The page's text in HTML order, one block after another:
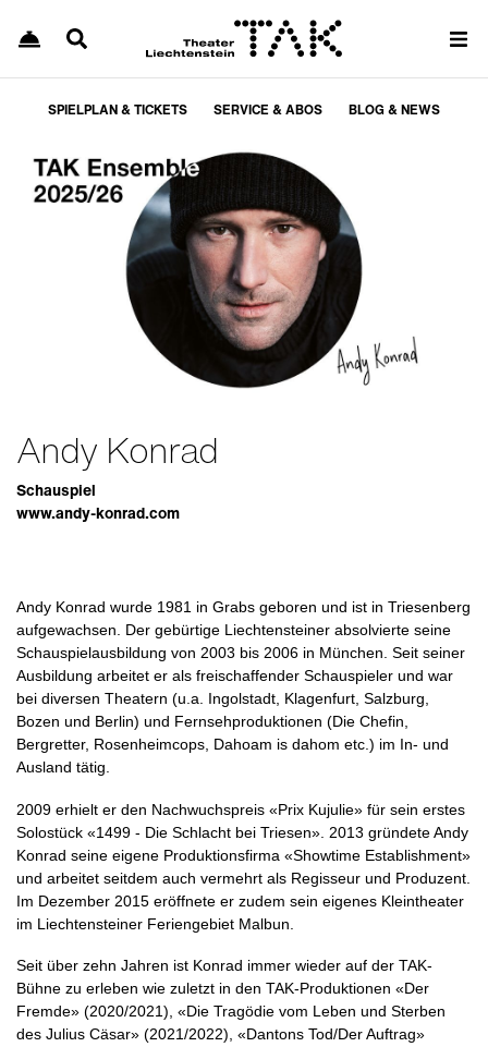
SPIELPLAN & TICKETS SERVICE & ABOS BLOG & NEWS
Andy Konrad
Schauspiel
www.andy-konrad.com
Andy Konrad wurde 1981 in Grabs geboren und ist in Triesenberg
aufgewachsen. Der gebürtige Liechtensteiner absolvierte seine
Schauspielausbildung von 2003 bis 2006 in München. Seit seiner
Ausbildung arbeitet er als freischaffender Schauspieler und war
bei diversen Theatern (u.a. Ingolstadt, Klagenfurt, Salzburg,
Bozen und Berlin) und Fernsehproduktionen (Die Chefin,
Bergretter, Rosenheimcops, Dahoam is dahom etc.) im In- und
Ausland tätig.
2009 erhielt er den Nachwuchspreis «Prix Kujulie» für sein erstes
Solostück «1499 - Die Schlacht bei Triesen». 2013 gründete Andy
Konrad seine eigene Produktionsfirma «Showtime Establishment»
und arbeitet seitdem auch vermehrt als Regisseur und Produzent.
Im Dezember 2015 eröffnete er zudem sein eigenes Kleintheater
im Liechtensteiner Feriengebiet Malbun.
Seit über zehn Jahren ist Konrad immer wieder auf der TAK-
Bühne zu erleben wie zuletzt in den TAK-Produktionen «Der
Fremde» (2020/2021), «Die Tragödie vom Leben und Sterben
des Julius Cäsar» (2021/2022), «Dantons Tod/Der Auftrag»